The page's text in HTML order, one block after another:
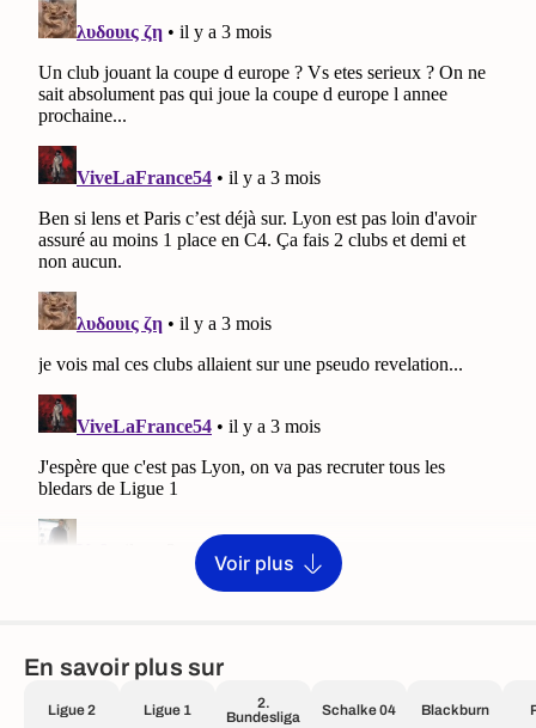
Voir plus
En savoir plus sur
Ligue 2 Ligue 1
2.
Bundesliga
Schalke 04 Blackburn